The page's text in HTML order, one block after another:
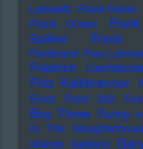
Lebowitz Frank Farian
Frank Ocean
Spilker
Frank
Ferdinand Frau
Friedrich
Fritz Kalkbrenner
Ernst
Front 242
Boy Three Funny
In The
Islands Galliano